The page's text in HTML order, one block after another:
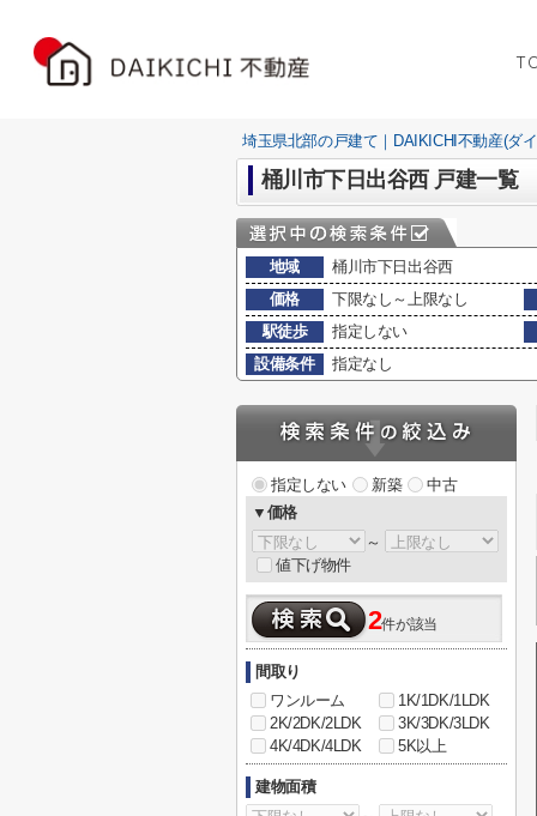
埼玉県北部の戸建て｜DAIKICHI不動産(ダ
桶川市下日出谷西 戸建一覧
地域
桶川市下日出谷西
価格
下限なし～上限なし
駅徒歩
指定しない
設備条件
指定なし
指定しない 新築
中古
▼価格
～
値下げ物件
2件が該当
間取り
ワンルーム
1K/1DK/1LDK
2K/2DK/2LDK
3K/3DK/3LDK
4K/4DK/4LDK
5K以上
建物面積